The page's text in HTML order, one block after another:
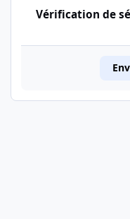
Vérification de